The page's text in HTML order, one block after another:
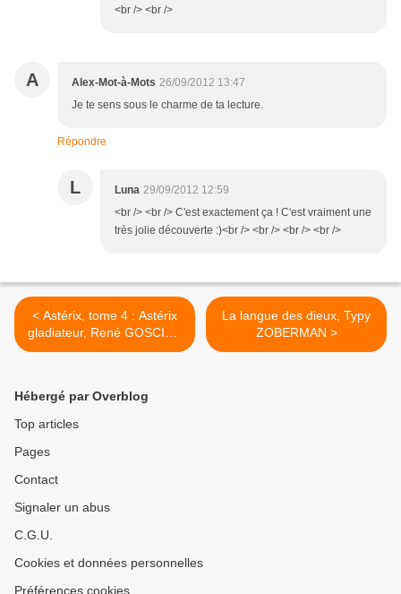
<br /> <br />
A Alex-Mot-à-Mots 26/09/2012 13:47
Je te sens sous le charme de ta lecture.
Répondre
L Luna 29/09/2012 12:59
<br /> <br /> C'est exactement ça ! C'est vraiment une
très jolie découverte :)<br /> <br /> <br /> <br />
< Astérix, tome 4 : Astérix
gladiateur, René GOSCINY
& Albert UDERZO.
La langue des dieux, Typy
ZOBERMAN >
Hébergé par Overblog
Top articles
Pages
Contact
Signaler un abus
C.G.U.
Cookies et données personnelles
Préférences cookies